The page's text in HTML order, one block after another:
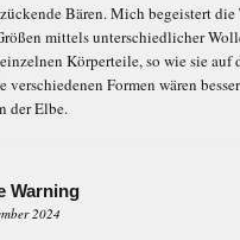
Bären. Mich begeistert die
mittels unterschiedlicher
Körperteile, so wie sie auf
verschiedenen Formen wären
der Elbe.
Warning
2024